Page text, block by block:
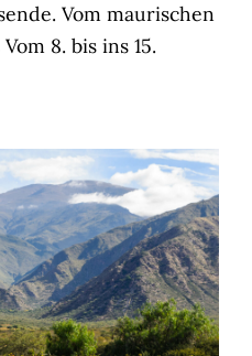
Vom maurischen
8. bis ins 15.